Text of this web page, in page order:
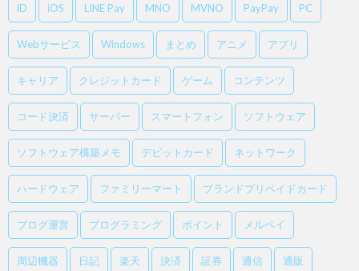
iD iOS LINE Pay MNO MVNO PayPay PC
Webサービス Windows まとめ アニメ アプリ
キャリア クレジットカード ゲーム コンテンツ
コード決済 サーバー スマートフォン ソフトウェア
ソフトウェア構築メモ デビットカード ネットワーク
ハードウェア ファミリーマート ブランドプリペイドカード
ブログ運営 プログラミング ポイント メルペイ
周辺機器 日記 楽天 決済 証券 通信 通販